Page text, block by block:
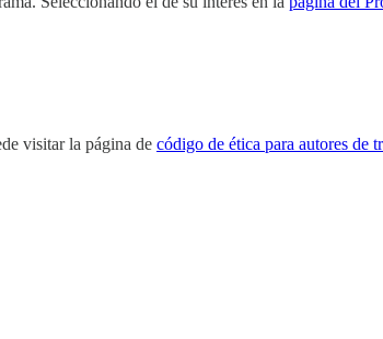
visitar la página de código de ética para autores de